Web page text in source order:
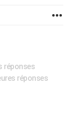
réponses
réponses